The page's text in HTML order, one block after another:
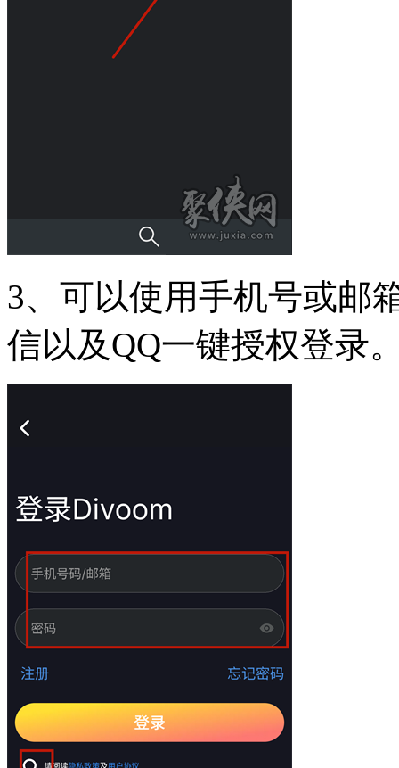
3、可以使用手机号或邮
信以及QQ一键授权登录